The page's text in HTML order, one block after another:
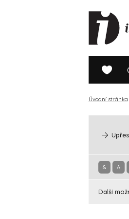
Úvodní stránka
& A
Další